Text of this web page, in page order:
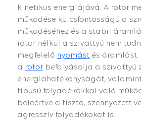
kinetikus energiájává. A rotor
működése kulcsfontosságú a
működéséhez és a stabil
rotor nélkül a szivattyú nem
megfelelő nyomást és áramlást.
a rotor befolyásolja a szivattyú
energiahatékonyságát,
típusú folyadékokkal való
beleértve a tiszta, szennyezett
agresszív folyadékokat is.